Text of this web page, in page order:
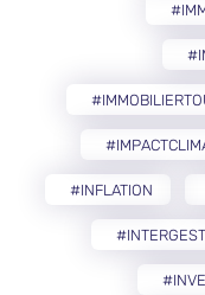
#INFLATION